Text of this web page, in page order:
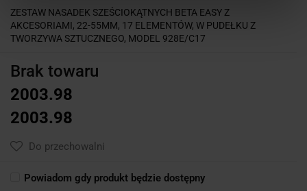
ZESTAW NASADEK SZEŚCIOKĄTNYCH BETA EASY Z
AKCESORIAMI, 22-55MM, 17 ELEMENTÓW, W PUDEŁKU Z
TWORZYWA SZTUCZNEGO, MODEL 928E/C17
Brak towaru
2003.98
2003.98
Do przechowalni
Powiadom gdy produkt będzie dostępny